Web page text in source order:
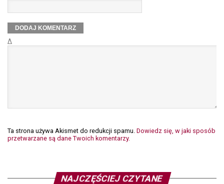
Δ
Ta strona używa Akismet do redukcji spamu. Dowiedz się, w jaki sposób
przetwarzane są dane Twoich komentarzy.
NAJCZĘŚCIEJ CZYTANE